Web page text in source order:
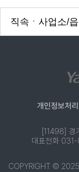
개인정보처
[11498] 경
대표전화
COPYRIGHT © 2025